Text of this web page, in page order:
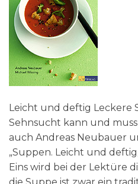
Leicht und deftig Leckere
Sehnsucht kann und
auch Andreas Neubauer
„Suppen. Leicht und
Eins wird bei der Lektüre